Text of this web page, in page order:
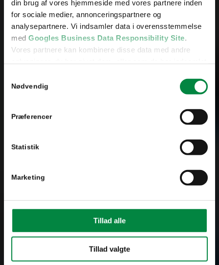
din brug af vores hjemmeside med vores partnere inden
for sociale medier, annonceringspartnere og
analysepartnere. Vi indsamler data i overensstemmelse
med Googles Business Data Responsibility Site.
Vores partnere kan kombinere disse data med andre
Se Cookie & Privatlivspolitik
Nødvendig
Præferencer
Statistik
Marketing
Tillad alle
Tillad valgte